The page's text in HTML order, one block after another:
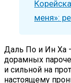
меня»:
Даль По и Ин Ха
дорамных
и сильной на
настоящему